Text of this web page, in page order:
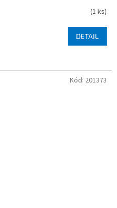
(1 ks)
DETAIL
Kód: 201373